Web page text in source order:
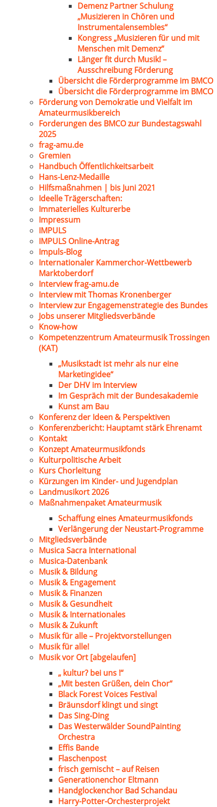
Demenz Partner Schulung
„Musizieren in Chören und
Instrumentalensembles“
Kongress „Musizieren für und mit
Menschen mit Demenz“
Länger fit durch Musik! –
Ausschreibung Förderung
Übersicht die Förderprogramme im BMCO
Übersicht die Förderprogramme im BMCO
Förderung von Demokratie und Vielfalt im
Amateurmusikbereich
Forderungen des BMCO zur Bundestagswahl
2025
frag-amu.de
Gremien
Handbuch Öffentlichkeitsarbeit
Hans-Lenz-Medaille
Hilfsmaßnahmen | bis Juni 2021
Ideelle Trägerschaften:
Immaterielles Kulturerbe
Impressum
IMPULS
IMPULS Online-Antrag
Impuls-Blog
Internationaler Kammerchor-Wettbewerb
Marktoberdorf
Interview frag-amu.de
Interview mit Thomas Kronenberger
Interview zur Engagemenstrategie des Bundes
Jobs unserer Mitgliedsverbände
Know-how
Kompetenzzentrum Amateurmusik Trossingen
(KAT)
„Musikstadt ist mehr als nur eine
Marketingidee“
Der DHV im Interview
Im Gespräch mit der Bundesakademie
Kunst am Bau
Konferenz der Ideen & Perspektiven
Konferenzbericht: Hauptamt stärk Ehrenamt
Kontakt
Konzept Amateurmusikfonds
Kulturpolitische Arbeit
Kurs Chorleitung
Kürzungen im Kinder- und Jugendplan
Landmusikort 2026
Maßnahmenpaket Amateurmusik
Schaffung eines Amateurmusikfonds
Verlängerung der Neustart-Programme
Mitgliedsverbände
Musica Sacra International
Musica-Datenbank
Musik & Bildung
Musik & Engagement
Musik & Finanzen
Musik & Gesundheit
Musik & Internationales
Musik & Zukunft
Musik für alle – Projektvorstellungen
Musik für alle!
Musik vor Ort [abgelaufen]
„ kultur? bei uns !“
„Mit besten Grüßen, dein Chor“
Black Forest Voices Festival
Bräunsdorf klingt und singt
Das Sing-Ding
Das Westerwälder SoundPainting
Orchestra
Effis Bande
Flaschenpost
frisch gemischt – auf Reisen
Generationenchor Eltmann
Handglockenchor Bad Schandau
Harry-Potter-Orchesterprojekt